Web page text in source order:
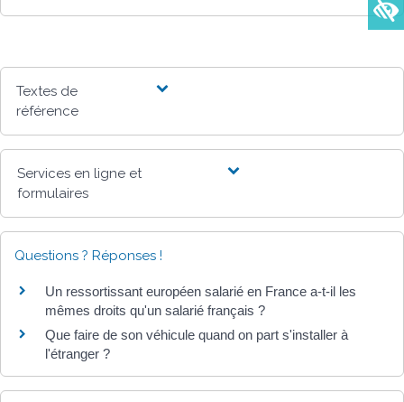
Textes de
référence
Services en ligne et
formulaires
Questions ? Réponses !
Un ressortissant européen salarié en France a-t-il les
mêmes droits qu'un salarié français ?
Que faire de son véhicule quand on part s'installer à
l'étranger ?